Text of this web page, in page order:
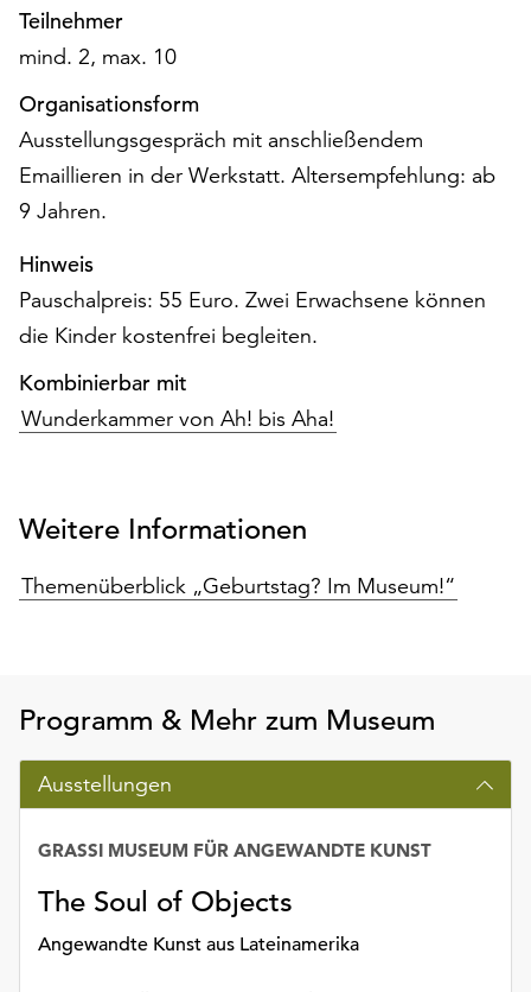
Möchten
Sie
die
verwendeten
Cookies
anpassen,
erreichen
Sie
Einstellungen
über
die
Schaltfläche
„Auswählen“.
Weitere
in
Datenschutzerklärung
oder
Teilnehmer
mind. 2, max. 10
Organisationsform
Ausstellungsgespräch mit anschließendem
Emaillieren in der Werkstatt. Altersempfehlung: ab
9 Jahren.
Hinweis
Pauschalpreis: 55 Euro. Zwei Erwachsene können
die Kinder kostenfrei begleiten.
Kombinierbar mit
Wunderkammer von Ah! bis Aha!
Weitere Informationen
Themenüberblick „Geburtstag? Im Museum!“
Programm & Mehr zum Museum
Ausstellungen
The Soul of Objects
Angewandte Kunst aus Lateinamerika
GRASSI MUSEUM FÜR ANGEWANDTE KUNST